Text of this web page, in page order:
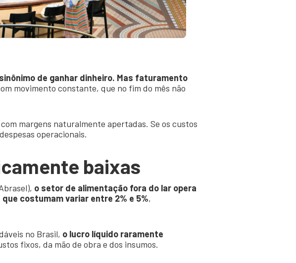
de ganhar dinheiro. Mas faturamento
movimento constante, que no fim do mês não
margens naturalmente apertadas. Se os custos
operacionais.
baixas
o setor de alimentação fora do lar opera
costumam variar entre 2% e 5%,
no Brasil, o lucro líquido raramente
fixos, da mão de obra e dos insumos.